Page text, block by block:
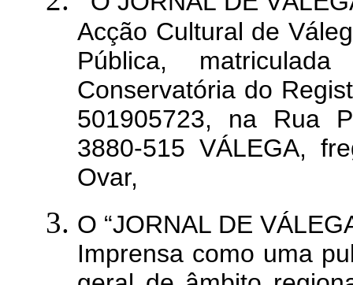
Acção Cultural de
Pública,
Conservatória do
501905723, na Rua
3880-515 VÁLEGA,
Ovar,
O “JORNAL DE
Imprensa como uma